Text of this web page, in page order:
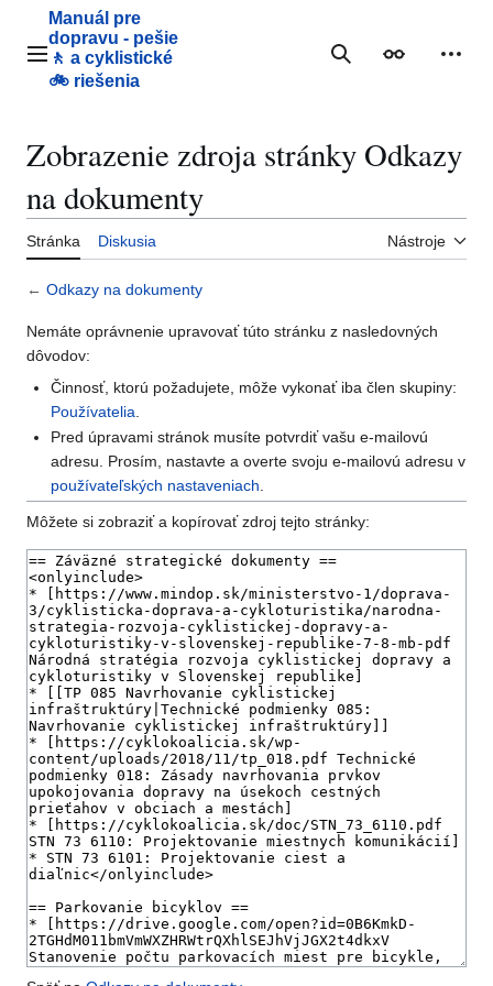
Preskočiť
obsah
Hlavné menu
Manuál pre
dopravu - pešie
🚶 a cyklistické
🚲 riešenia
HľadaťVzhľad
Zobrazenie zdroja stránky Odkazy
na dokumenty
Stránka Diskusia Nástroje
← Odkazy na dokumenty
Nemáte oprávnenie upravovať túto stránku z nasledovných
dôvodov:
Činnosť, ktorú požadujete, môže vykonať iba člen skupiny:
Používatelia
Pred úpravami stránok musíte potvrdiť vašu e-mailovú
adresu. Prosím, nastavte a overte svoju e-mailovú adresu v
používateľských nastaveniach.
Môžete si zobraziť a kopírovať zdroj tejto stránky: